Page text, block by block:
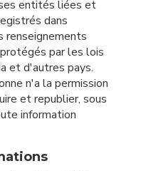
entités liées et
dans
renseignements
par les lois
et d'autres pays.
n'a la permission
et republier, sous
information